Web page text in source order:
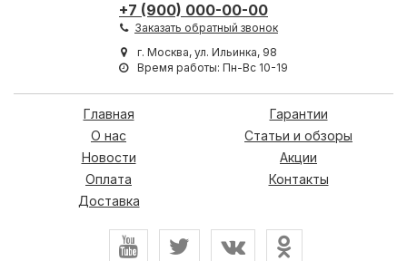
+7 (900) 000-00-00
Заказать обратный звонок
г. Москва, ул. Ильинка, 98
Время работы: Пн-Вс 10-19
Главная
О нас
Новости
Оплата
Доставка
Гарантии
Статьи и обзоры
Акции
Контакты